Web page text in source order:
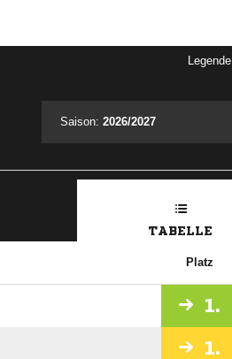
Legende
Saison: 2026/2027
TABELLE
Platz
1.
1.